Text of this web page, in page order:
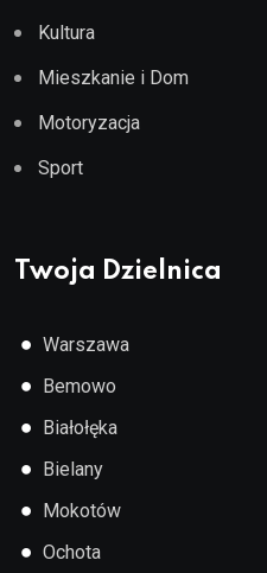
Kultura
Mieszkanie i Dom
Motoryzacja
Sport
Twoja Dzielnica
● Warszawa
● Bemowo
● Białołęka
● Bielany
● Mokotów
● Ochota